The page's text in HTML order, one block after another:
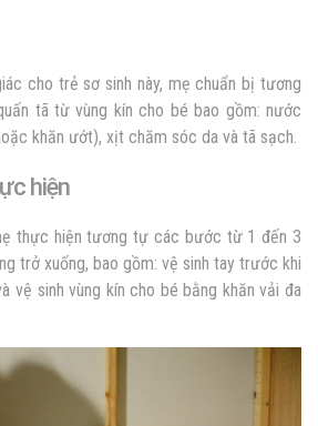
cho trẻ sơ sinh này, mẹ chuẩn bị tương
tã từ vùng kín cho bé bao gồm: nước
khăn ướt), xịt chăm sóc da và tã sạch.
hiện
thực hiện tương tự các bước từ 1 đến 3
trở xuống, bao gồm: vệ sinh tay trước khi
vệ sinh vùng kín cho bé bằng khăn vải đa